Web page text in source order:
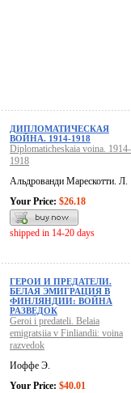
ДИПЛОМАТИЧЕСКАЯ
ВОЙНА. 1914-1918
Diplomaticheskaia voina. 1914-
1918
Альдрованди Марескотти. Л.
Your Price: $26.18
shipped in 14-20 days
ГЕРОИ И ПРЕДАТЕЛИ.
БЕЛАЯ ЭМИГРАЦИЯ В
ФИНЛЯНДИИ: ВОЙНА
РАЗВЕДОК
Geroi i predateli. Belaia
emigratsiia v Finliandii: voina
razvedok
Иоффе Э.
Your Price: $40.01